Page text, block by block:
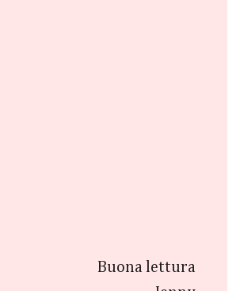
Buona lettura